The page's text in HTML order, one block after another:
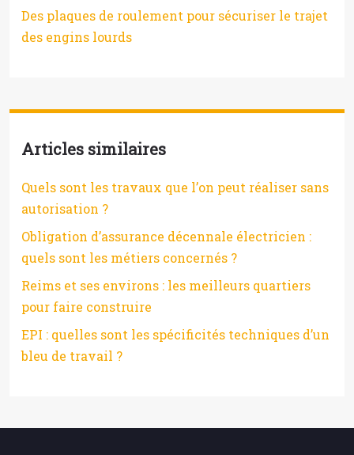
Des plaques de roulement pour sécuriser le trajet
des engins lourds
Articles similaires
Quels sont les travaux que l’on peut réaliser sans
autorisation ?
Obligation d’assurance décennale électricien :
quels sont les métiers concernés ?
Reims et ses environs : les meilleurs quartiers
pour faire construire
EPI : quelles sont les spécificités techniques d’un
bleu de travail ?